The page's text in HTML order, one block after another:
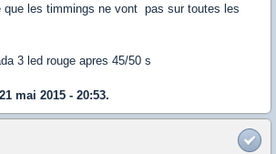
que les timmings ne vont pas sur toutes les
3 led rouge apres 45/50 s
mai 2015 - 20:53.